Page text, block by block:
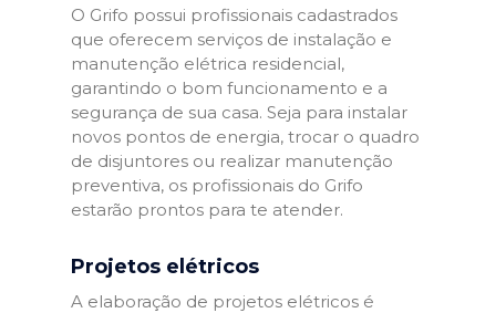
O Grifo possui profissionais cadastrados
que oferecem serviços de instalação e
manutenção elétrica residencial,
garantindo o bom funcionamento e a
segurança de sua casa. Seja para instalar
novos pontos de energia, trocar o quadro
de disjuntores ou realizar manutenção
preventiva, os profissionais do Grifo
estarão prontos para te atender.
Projetos elétricos
A elaboração de projetos elétricos é